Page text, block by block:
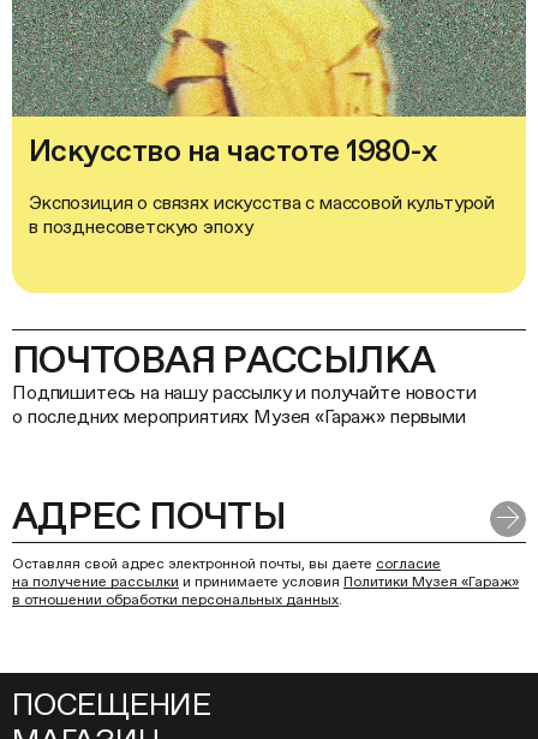
Искусство на частоте 1980-х
Экспозиция о связях искусства с массовой культурой
в позднесоветскую эпоху
ПОЧТОВАЯ РАССЫЛКА
Подпишитесь на нашу рассылку и получайте новости
о последних мероприятиях Музея «Гараж» первыми
Оставляя свой адрес электронной почты, вы даете согласие
на получение рассылки и принимаете условия Политики Музея «Гараж»
в отношении обработки персональных данных.
ПОСЕЩЕНИЕ